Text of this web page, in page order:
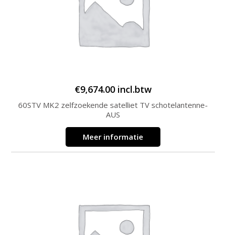
€9,674.00 incl.btw
60STV MK2 zelfzoekende satelliet TV schotelantenne-
AUS
Meer informatie